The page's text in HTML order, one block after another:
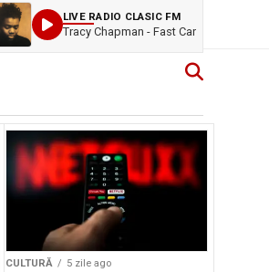
LIVE RADIO CLASIC FM
Tracy Chapman - Fast Car
CULTURĂ 5 zile ago